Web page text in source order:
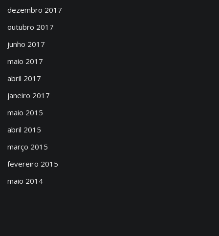
dezembro 2017
outubro 2017
junho 2017
maio 2017
abril 2017
janeiro 2017
maio 2015
abril 2015
março 2015
fevereiro 2015
maio 2014